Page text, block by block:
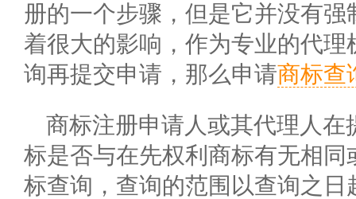
册的一个步骤，但是它并没有
着很大的影响，作为专业的代
询再提交申请，那么申请商标查
商标注册申请人或其代理人
标是否与在先权利商标有无相
标查询，查询的范围以查询之